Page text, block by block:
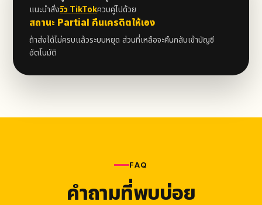
แนะนำสั่งวิว TikTokควบคู่ไปด้วย
สถานะ Partial คืนเครดิตให้เอง
ถ้าส่งได้ไม่ครบแล้วระบบหยุด ส่วนที่เหลือจะคืนกลับเข้าบัญชี
อัตโนมัติ
FAQ
คำถามที่พบบ่อย